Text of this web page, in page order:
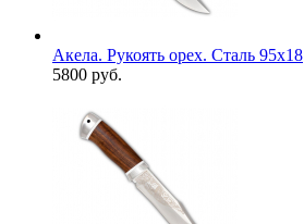
Акела. Рукоять орех. Сталь 95х18
5800 руб.